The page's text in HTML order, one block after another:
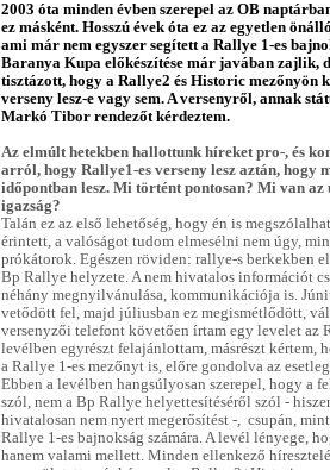
2003 óta minden évben szerepel az OB
ez másként. Hosszú évek óta ez az egyetlen
ami már nem egyszer segített a Rallye 1-es
Baranya Kupa előkészítése már javában zajlik,
tisztázott, hogy a Rallye2 és Historic mezőnyön
verseny lesz-e vagy sem. A versenyről, annak
Markó Tibor rendezőt kérdeztem.
Az elmúlt hetekben hallottunk híreket pro-, és
arról, hogy Rallye1-es verseny lesz aztán, hogy
időpontban lesz. Mi történt pontosan? Mi van az
igazság?
Talán ez az első lehetőség, hogy én is
érintett, a valóságot tudom elmesélni nem úgy,
prókátorok. Egészen röviden: rallye-s berkekben
Bp Rallye helyzete. A nem hivatalos információt
néhány megnyilvánulása, kommunikációja is.
vetődött fel, majd júliusban ez megismétlődött,
versenyzői telefont követően írtam egy levelet az
levélben egyrészt felajánlottam, másrészt kértem,
a Rallye 1-es mezőnyt is, előre gondolva az
Ebben a levélben hangsúlyosan szerepel, hogy a
szól, nem a Bp Rallye helyettesítéséről szól -
hivatalosan nem nyert megerősítést -, csupán,
Rallye 1-es bajnokság számára. A levél lényege,
hanem valami mellett. Minden ellenkező